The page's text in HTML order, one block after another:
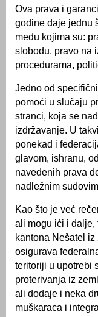
Ova prava i
godine daje jednu
među kojima su:
slobodu, pravo na
procedurama,
Jedno od
pomoći u slučaju
stranci, koja se
izdržavanje. U
ponekad i
glavom, ishranu,
navedenih prava
nadležnim
Kao što je već
ali mogu ići i dalje,
kantona Nešatel
osigurava
teritoriji u upotrebi
proterivanja iz
ali dodaje i neka
muškaraca i